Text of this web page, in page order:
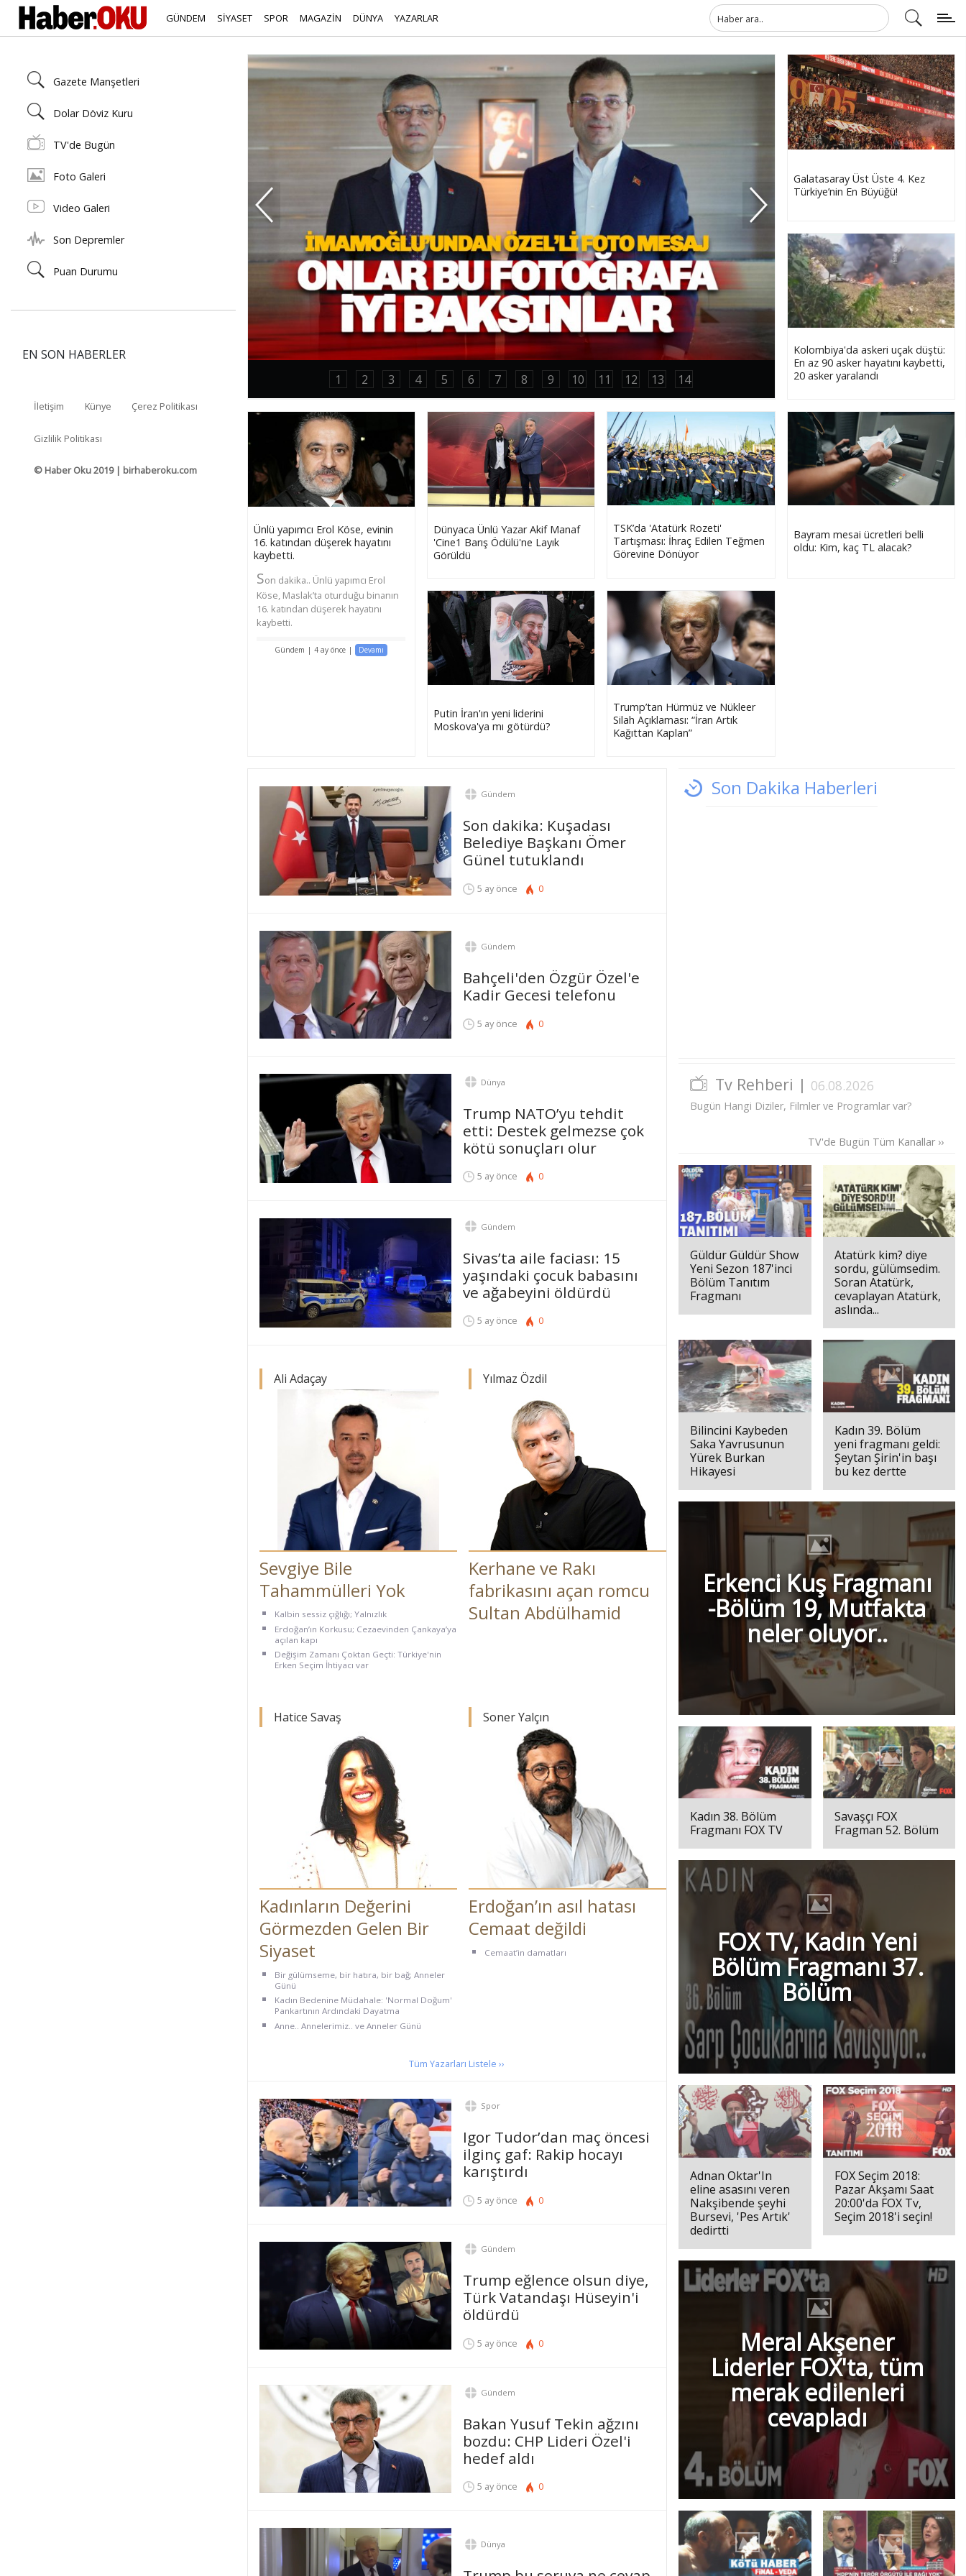
GÜNDEM SİYASET SPOR MAGAZİN DÜNYA YAZARLAR
1 2 3 4 5 6 7 8 9 10 11 12 13 14
Galatasaray Üst Üste 4. Kez
Türkiye’nin En Büyüğü!
Kolombiya'da askeri uçak düştü:
En az 90 asker hayatını kaybetti,
20 asker yaralandı
Ünlü yapımcı Erol Köse, evinin
16. katından düşerek hayatını
kaybetti.
Son dakika.. Ünlü yapımcı Erol
Köse, Maslak’ta oturduğu binanın
16. katından düşerek hayatını
kaybetti.
Gündem | 4 ay önce | Devamı
Dünyaca Ünlü Yazar Akif Manaf
'Cine1 Barış Ödülü'ne Layık
Görüldü
TSK’da 'Atatürk Rozeti'
Tartışması: İhraç Edilen Teğmen
Görevine Dönüyor
Bayram mesai ücretleri belli
oldu: Kim, kaç TL alacak?
Putin İran'ın yeni liderini
Moskova'ya mı götürdü?
Trump’tan Hürmüz ve Nükleer
Silah Açıklaması: “İran Artık
Kağıttan Kaplan”
Gündem
Son dakika: Kuşadası
Belediye Başkanı Ömer
Günel tutuklandı
5 ay önce 0
Gündem
Bahçeli'den Özgür Özel'e
Kadir Gecesi telefonu
5 ay önce 0
Dünya
Trump NATO’yu tehdit
etti: Destek gelmezse çok
kötü sonuçları olur
5 ay önce 0
Gündem
Sivas’ta aile faciası: 15
yaşındaki çocuk babasını
ve ağabeyini öldürdü
5 ay önce 0
Ali Adaçay
Sevgiye Bile
Tahammülleri Yok
Kalbin sessiz çığlığı; Yalnızlık
Erdoğan’ın Korkusu; Cezaevinden Çankaya’ya
açılan kapı
Değişim Zamanı Çoktan Geçti: Türkiye'nin
Erken Seçim İhtiyacı var
Yılmaz Özdil
Kerhane ve Rakı
fabrikasını açan romcu
Sultan Abdülhamid
Hatice Savaş
Kadınların Değerini
Görmezden Gelen Bir
Siyaset
Bir gülümseme, bir hatıra, bir bağ; Anneler
Günü
Kadın Bedenine Müdahale: 'Normal Doğum'
Pankartının Ardındaki Dayatma
Anne.. Annelerimiz.. ve Anneler Günü
Soner Yalçın
Erdoğan’ın asıl hatası
Cemaat değildi
Cemaat’in damatları
Tüm Yazarları Listele ››
Spor
Igor Tudor’dan maç öncesi
ilginç gaf: Rakip hocayı
karıştırdı
5 ay önce 0
Gündem
Trump eğlence olsun diye,
Türk Vatandaşı Hüseyin'i
öldürdü
5 ay önce 0
Gündem
Bakan Yusuf Tekin ağzını
bozdu: CHP Lideri Özel'i
hedef aldı
5 ay önce 0
Dünya
Son Dakika Haberleri
Tv Rehberi | 06.08.2026
Bugün Hangi Diziler, Filmler ve Programlar var?
TV'de Bugün Tüm Kanallar ››
Güldür Güldür Show
Yeni Sezon 187'inci
Bölüm Tanıtım
Fragmanı
Atatürk kim? diye
sordu, gülümsedim.
Soran Atatürk,
cevaplayan Atatürk,
aslında...
Bilincini Kaybeden
Saka Yavrusunun
Yürek Burkan
Hikayesi
Kadın 39. Bölüm
yeni fragmanı geldi:
Şeytan Şirin'in başı
bu kez dertte
Erkenci Kuş Fragmanı
-Bölüm 19, Mutfakta
neler oluyor..
Kadın 38. Bölüm
Fragmanı FOX TV
Savaşçı FOX
Fragman 52. Bölüm
FOX TV, Kadın Yeni
Bölüm Fragmanı 37.
Bölüm
Adnan Oktar'In
eline asasını veren
Nakşibende şeyhi
Bursevi, 'Pes Artık'
dedirtti
FOX Seçim 2018:
Pazar Akşamı Saat
20:00'da FOX Tv,
Seçim 2018'i seçin!
Meral Akşener
Liderler FOX'ta, tüm
merak edilenleri
cevapladı
Gazete Manşetleri
Dolar Döviz Kuru
TV'de Bugün
Foto Galeri
Video Galeri
Son Depremler
Puan Durumu
EN SON HABERLER
İletişim Künye Çerez Politikası
Gizlilik Politikası
© Haber Oku 2019 | birhaberoku.com